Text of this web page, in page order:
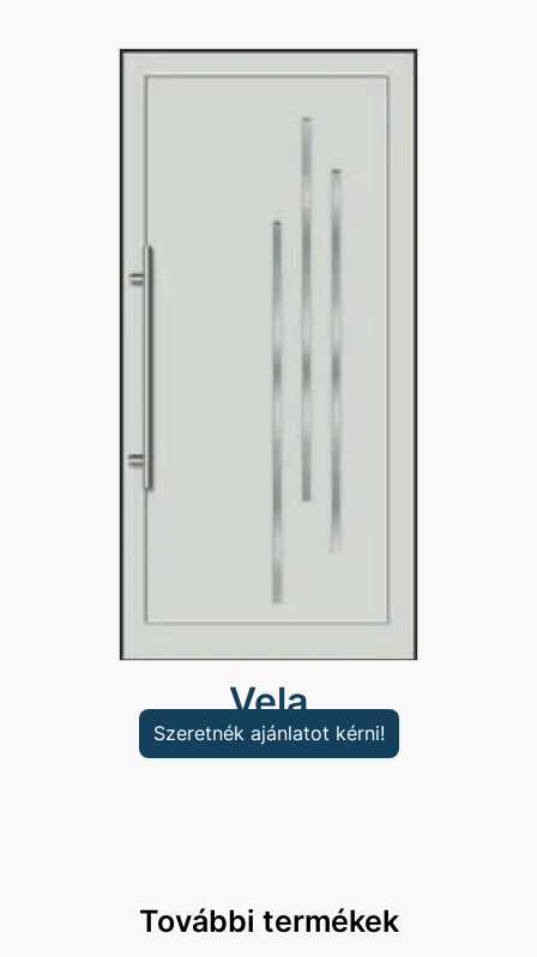
Vela
Szeretnék ajánlatot kérni!
További termékek